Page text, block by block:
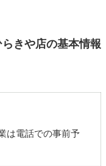
きや店の基本情報
は電話での事前予